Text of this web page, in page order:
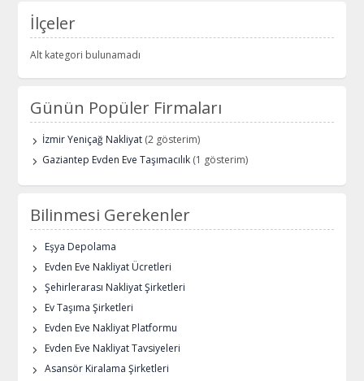
İlçeler
Alt kategori bulunamadı
Günün Popüler Firmaları
İzmir Yeniçağ Nakliyat (2 gösterim)
Gaziantep Evden Eve Taşımacılık (1 gösterim)
Bilinmesi Gerekenler
Eşya Depolama
Evden Eve Nakliyat Ücretleri
Şehirlerarası Nakliyat Şirketleri
Ev Taşıma Şirketleri
Evden Eve Nakliyat Platformu
Evden Eve Nakliyat Tavsiyeleri
Asansör Kiralama Şirketleri